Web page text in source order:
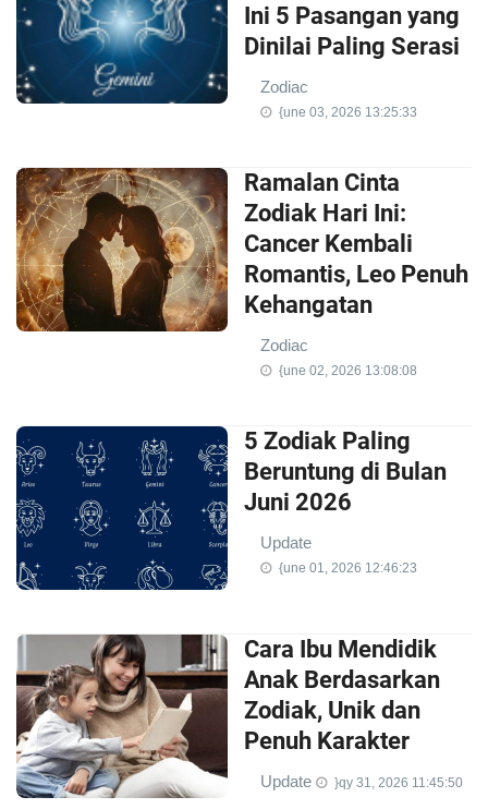
Ini 5 Pasangan yang
Dinilai Paling Serasi
Zodiac
{une 03, 2026 13:25:33
Ramalan Cinta
Zodiak Hari Ini:
Cancer Kembali
Romantis, Leo Penuh
Kehangatan
Zodiac
{une 02, 2026 13:08:08
5 Zodiak Paling
Beruntung di Bulan
Juni 2026
Update
{une 01, 2026 12:46:23
Cara Ibu Mendidik
Anak Berdasarkan
Zodiak, Unik dan
Penuh Karakter
Update }qy 31, 2026 11:45:50